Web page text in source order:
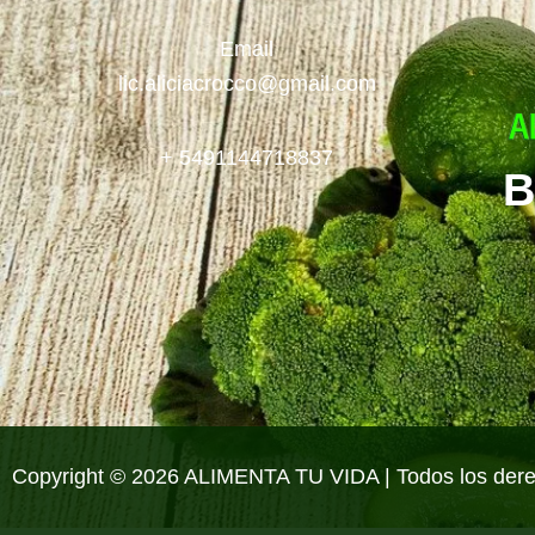
Email
lic.aliciacrocco@gmail.com
+ 5491144718837
Copyright © 2026 ALIMENTA TU VIDA | Todos los